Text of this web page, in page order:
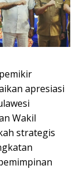
apresiasi
Wakil
strategis